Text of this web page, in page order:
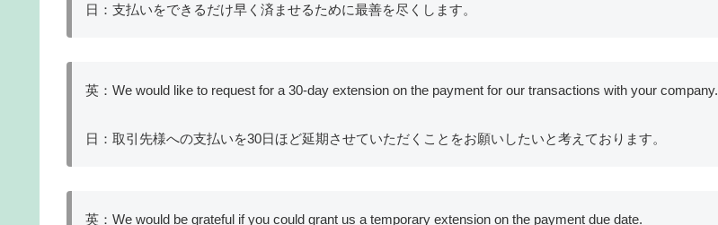
日：支払いをできるだけ早く済ませるために最善を尽くします。
英：We would like to request for a 30-day extension on the payment for our transactions with your company.
日：取引先様への支払いを30日ほど延期させていただくことをお願いしたいと考えております。
英：We would be grateful if you could grant us a temporary extension on the payment due date.